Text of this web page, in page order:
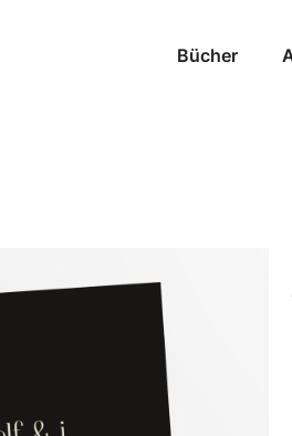
Bücher